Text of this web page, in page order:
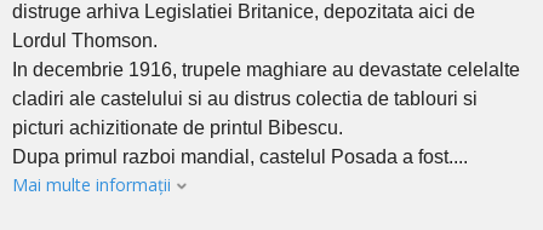
distruge arhiva Legislatiei Britanice, depozitata aici de
Lordul Thomson.
In decembrie 1916, trupele maghiare au devastate celelalte
cladiri ale castelului si au distrus colectia de tablouri si
picturi achizitionate de printul Bibescu.
Dupa primul razboi mandial, castelul Posada a fost....
Mai multe informații